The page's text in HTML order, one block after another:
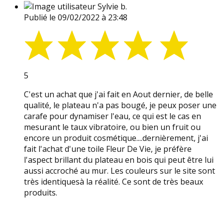
Sylvie b.
Publié le 09/02/2022 à 23:48
5
C'est un achat que j'ai fait en Aout dernier, de belle
qualité, le plateau n'a pas bougé, je peux poser une
carafe pour dynamiser l'eau, ce qui est le cas en
mesurant le taux vibratoire, ou bien un fruit ou
encore un produit cosmétique....dernièrement, j'ai
fait l'achat d'une toile Fleur De Vie, je préfère
l'aspect brillant du plateau en bois qui peut être lui
aussi accroché au mur. Les couleurs sur le site sont
très identiquesà la réalité. Ce sont de très beaux
produits.